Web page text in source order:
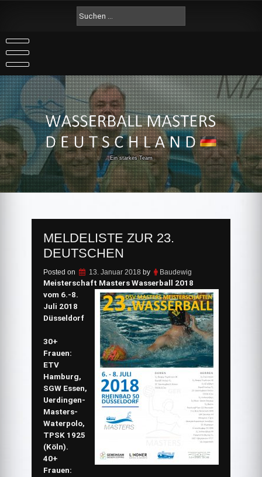
nach:
Ein starkes Team
MELDELISTE ZUR 23.
DEUTSCHEN
Posted on 13. Januar 2018 by Baudewig
Meisterschaft Masters Wasserball 2018
vom 6.-8.
Juli 2018
Düsseldorf
30+
Frauen:
ETV
Hamburg,
SGW Essen,
Uerdingen-
Masters-
Waterpolo,
TPSK 1925
(Köln).
40+
Frauen: